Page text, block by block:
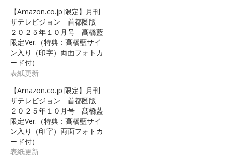
【Amazon.co.jp 限定】月刊
ザテレビジョン 首都圏版
２０２５年１０月号 髙橋藍
限定Ver.（特典：髙橋藍サイ
ン入り（印字）両面フォトカ
ード付）
表紙更新
【Amazon.co.jp 限定】月刊
ザテレビジョン 首都圏版
２０２５年１０月号 髙橋藍
限定Ver.（特典：髙橋藍サイ
ン入り（印字）両面フォトカ
ード付）
表紙更新